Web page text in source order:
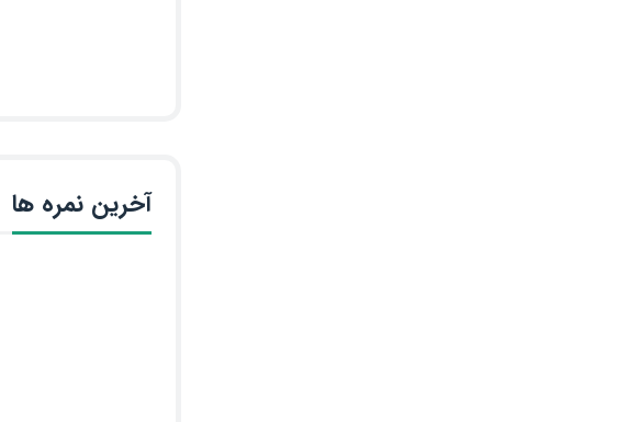
آخرین نمره ها